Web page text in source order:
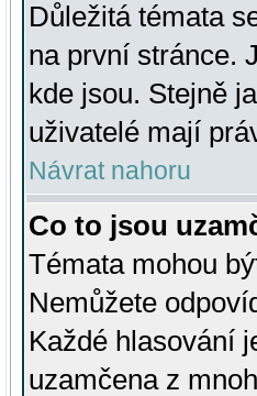
Důležitá témata
na první stránce.
kde jsou. Stejně
uživatelé mají
Návrat nahoru
Co to jsou
Témata mohou
Nemůžete
Každé hlasování
uzamčena z